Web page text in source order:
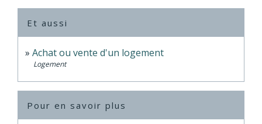
Et aussi
Achat ou vente d'un logement
Logement
Pour en savoir plus